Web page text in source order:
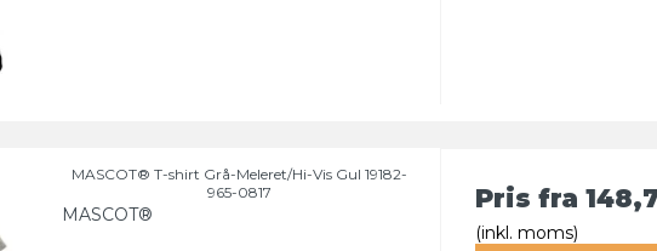
MASCOT® T-shirt Grå-Meleret/Hi-Vis Gul 19182-
965-0817
MASCOT®
Pris fra
(inkl. moms)